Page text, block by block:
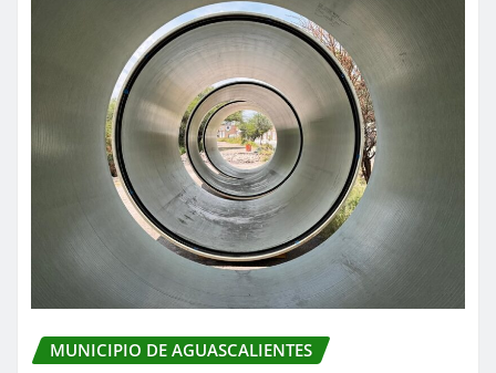
MUNICIPIO DE AGUASCALIENTES